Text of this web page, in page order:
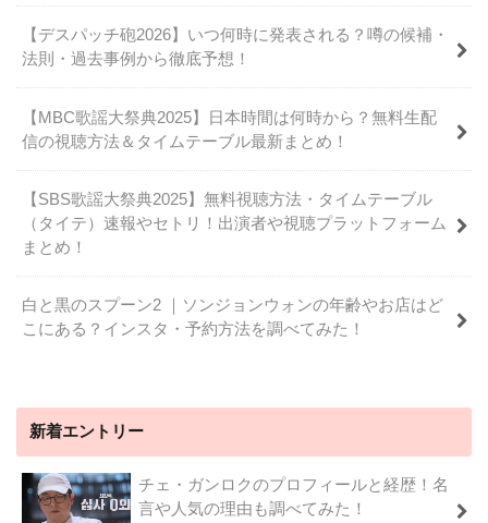
【デスパッチ砲2026】いつ何時に発表される？噂の候補・
法則・過去事例から徹底予想！
【MBC歌謡大祭典2025】日本時間は何時から？無料生配
信の視聴方法＆タイムテーブル最新まとめ！
【SBS歌謡大祭典2025】無料視聴方法・タイムテーブル
（タイテ）速報やセトリ！出演者や視聴プラットフォーム
まとめ！
白と黒のスプーン2 ｜ソンジョンウォンの年齢やお店はど
こにある？インスタ・予約方法を調べてみた！
新着エントリー
チェ・ガンロクのプロフィールと経歴！名
言や人気の理由も調べてみた！